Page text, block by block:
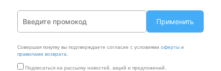
Применить
Совершая покупку вы подтверждаете согласие с условиями оферты и
правилами возврата
Подписаться на рассылку новостей, акций и предложений.